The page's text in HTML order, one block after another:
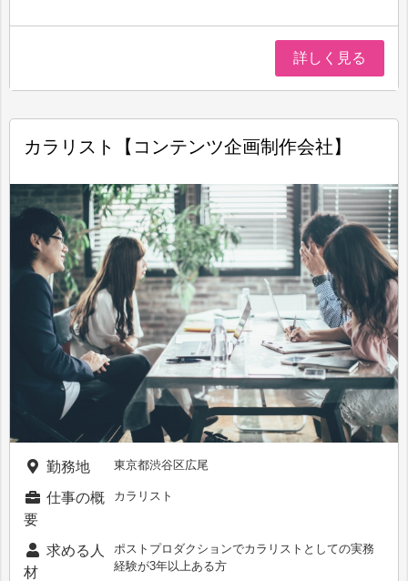
詳しく見る
カラリスト【コンテンツ企画制作会社】
勤務地 東京都渋谷区広尾
仕事の概
要
カラリスト
求める人
材
ポストプロダクションでカラリストとしての実務
経験が3年以上ある方